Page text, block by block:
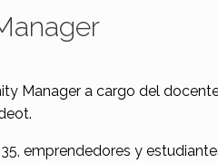
Manager a cargo del
emprendedores y